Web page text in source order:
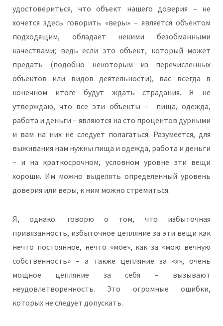
удостовериться, что объект нашего доверия – не
хочется здесь говорить «веры» – является объектом
подходящим, обладает некими безобманными
качествами; ведь если это объект, который может
предать (подобно некоторым из перечисленных
объектов или видов деятельности), вас всегда в
конечном итоге будут ждать страдания. Я не
утверждаю, что все эти объекты – пища, одежда,
работа и деньги – являются на сто процентов дурными
и вам на них не следует полагаться. Разумеется, для
выживания нам нужны пища и одежда, работа и деньги
– и на краткосрочном, условном уровне эти вещи
хороши. Им можно выделять определенный уровень
доверия или веры, к ним можно стремиться.
Я, однако. говорю о том, что избыточная
привязанность, избыточное цепляние за эти вещи как
нечто постоянное, нечто «мое», как за «мою вечную
собственность» – а также цепляние за «я», очень
мощное цепляние за себя – вызывают
неудовлетворенность. Это огромные ошибки,
которых не следует допускать.